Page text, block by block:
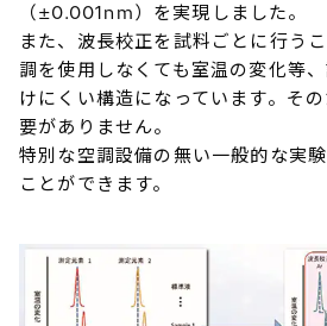
（±0.001nm）を実現しました。
また、波長校正を試料ごとに行う
調を使用しなくても室温の変化等
けにくい構造になっています。そ
要がありません。
特別な空調設備の無い一般的な実
ことができます。